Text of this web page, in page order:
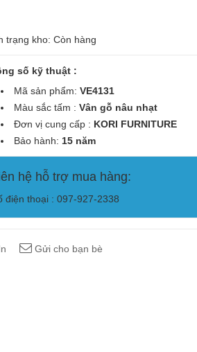
trạng kho: Còn hàng
số kỹ thuật :
Mã sản phẩm: VE4131
Màu sắc tấm :Vân gỗ nâu nhạt
Đơn vị cung cấp : KORI FURNITURE
Bảo hành: 15 năm
hệ hỗ trợ mua hàng:
điện thoại : 097-927-2338
Gửi cho bạn bè